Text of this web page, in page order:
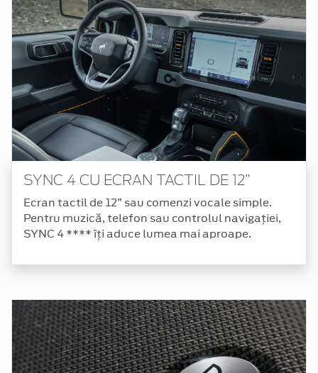
SYNC 4 CU ECRAN TACTIL DE 12”
Ecran tactil de 12” sau comenzi vocale simple.
Pentru muzică, telefon sau controlul navigației,
SYNC 4 **** îți aduce lumea mai aproape.